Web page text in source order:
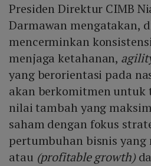
Presiden Direktur CIMB
Darmawan mengatakan,
mencerminkan
menjaga ketahanan,
yang berorientasi pada
akan berkomitmen untuk
nilai tambah yang
saham dengan fokus
pertumbuhan bisnis yang
atau (profitable growth)